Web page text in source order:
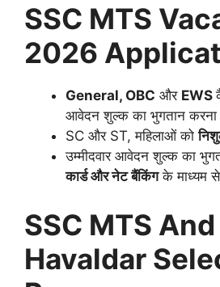
SSC MTS
2026
General, OBC और EWS
आवेदन शुल्क का भुगतान करना
SC और ST, महिलाओं को
उम्मीदवार आवेदन शुल्क का
कार्ड और नेट बैंकिंगके माध्यम
SSC MTS And
Havaldar